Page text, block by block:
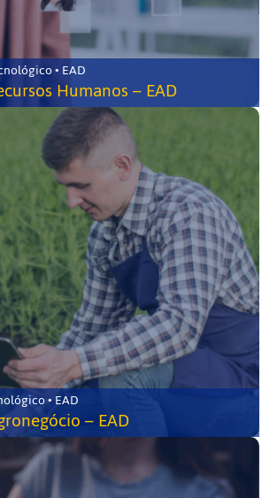
• EAD
Humanos – EAD
Piumhi-MG • Tecnológico • EAD
– EAD